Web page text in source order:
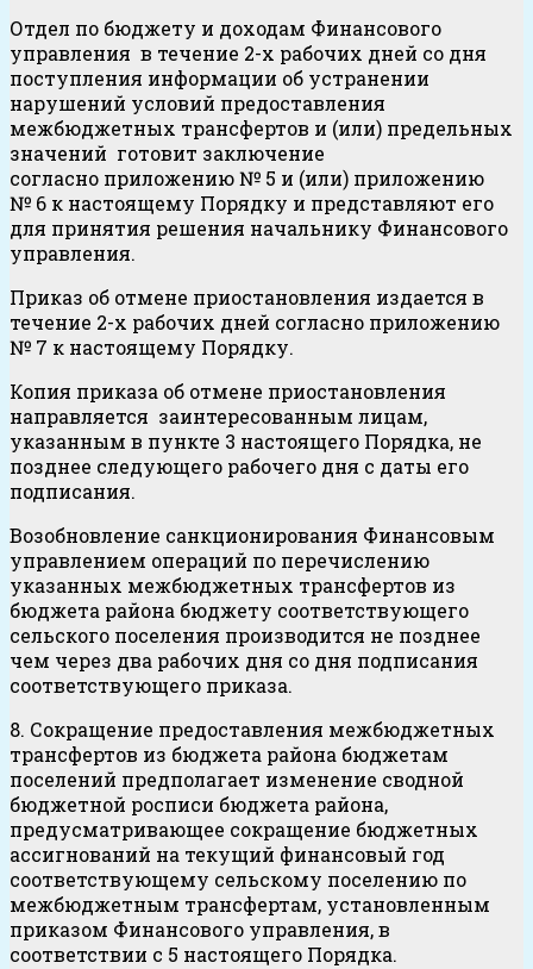
Отдел по бюджету и доходам Финансового
управления в течение 2-х рабочих дней со дня
поступления информации об устранении
нарушений условий предоставления
межбюджетных трансфертов и (или) предельных
значений готовит заключение
согласно приложению № 5 и (или) приложению
№ 6 к настоящему Порядку и представляют его
для принятия решения начальнику Финансового
управления.
Приказ об отмене приостановления издается в
течение 2-х рабочих дней согласно приложению
№ 7 к настоящему Порядку.
Копия приказа об отмене приостановления
направляется заинтересованным лицам,
указанным в пункте 3 настоящего Порядка, не
позднее следующего рабочего дня с даты его
подписания.
Возобновление санкционирования Финансовым
управлением операций по перечислению
указанных межбюджетных трансфертов из
бюджета района бюджету соответствующего
сельского поселения производится не позднее
чем через два рабочих дня со дня подписания
соответствующего приказа.
8. Сокращение предоставления межбюджетных
трансфертов из бюджета района бюджетам
поселений предполагает изменение сводной
бюджетной росписи бюджета района,
предусматривающее сокращение бюджетных
ассигнований на текущий финансовый год
соответствующему сельскому поселению по
межбюджетным трансфертам, установленным
приказом Финансового управления, в
соответствии с 5 настоящего Порядка.